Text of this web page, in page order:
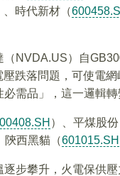
、時代新材（
NVDA.US）自
跌落問題，可使電
需品」，這一邏輯
）、平煤股份
陝西黑貓（601015.SH
步攀升，火電保供